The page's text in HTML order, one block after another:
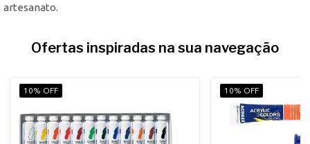
artesanato.
Ofertas inspiradas na sua navegação
10% OFF 10% OFF